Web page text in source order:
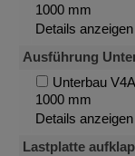
1000 mm
Details anzeigen
Ausführung
Unterbau
1000 mm
Details anzeigen
Lastplatte